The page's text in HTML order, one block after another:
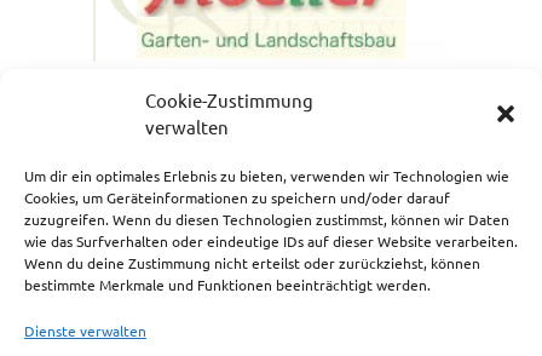
Cookie-Zustimmung
verwalten
Um dir ein optimales Erlebnis zu bieten, verwenden wir Technologien wie
Cookies, um Geräteinformationen zu speichern und/oder darauf
zuzugreifen. Wenn du diesen Technologien zustimmst, können wir Daten
wie das Surfverhalten oder eindeutige IDs auf dieser Website verarbeiten.
Wenn du deine Zustimmung nicht erteilst oder zurückziehst, können
bestimmte Merkmale und Funktionen beeinträchtigt werden.
Dienste verwalten
NEWSLETTERANMELDUNG